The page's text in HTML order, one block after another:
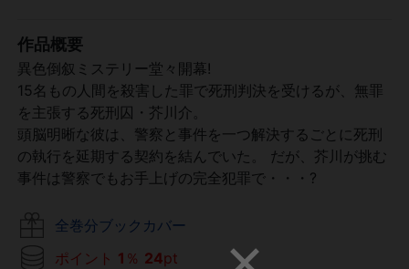
作品概要
異色倒叙ミステリー堂々開幕!
15名もの人間を殺害した罪で死刑判決を受けるが、無罪
を主張する死刑囚・芥川介。
頭脳明晰な彼は、警察と事件を一つ解決するごとに死刑
の執行を延期する契約を結んでいた。 だが、芥川が挑む
事件は警察でもお手上げの完全犯罪で・・・?
全巻分ブックカバー
ポイント 1 ％ 24pt